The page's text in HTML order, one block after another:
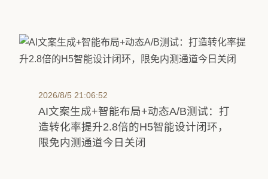
2026/8/5 21:06:52
AI文案生成+智能布局+动态A/B测试：打
造转化率提升2.8倍的H5智能设计闭环，
限免内测通道今日关闭